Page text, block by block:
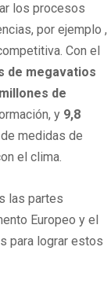
los procesos
por ejemplo ,
Con el
de megavatios
de
y 9,8
medidas de
el clima.
las partes
Europeo y el
para lograr estos